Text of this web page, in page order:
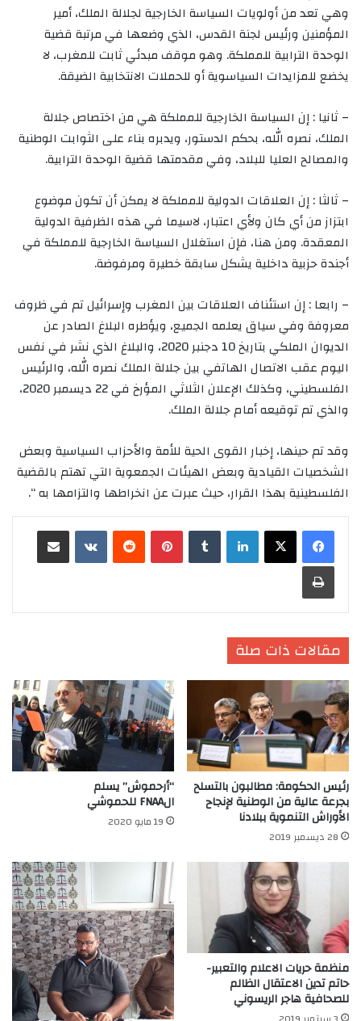
وهي تعد من أولويات السياسة الخارجية لجلالة الملك، أمير
المؤمنين ورئيس لجنة القدس، الذي وضعها في مرتبة قضية
الوحدة الترابية للمملكة. وهو موقف مبدئي ثابت للمغرب، لا
يخضع للمزايدات السياسوية أو للحملات الانتخابية الضيقة.
– ثانيا : إن السياسة الخارجية للمملكة هي من اختصاص جلالة
الملك، نصره الله، بحكم الدستور، ويدبره بناء على الثوابت الوطنية
والمصالح العليا للبلاد، وفي مقدمتها قضية الوحدة الترابية.
– ثالثا : إن العلاقات الدولية للمملكة لا يمكن أن تكون موضوع
ابتزاز من أي كان ولأي اعتبار، لاسيما في هذه الظرفية الدولية
المعقدة. ومن هنا، فإن استغلال السياسة الخارجية للمملكة في
أجندة حزبية داخلية يشكل سابقة خطيرة ومرفوضة.
– رابعا : إن استئناف العلاقات بين المغرب وإسرائيل تم في ظروف
معروفة وفي سياق يعلمه الجميع، ويؤطره البلاغ الصادر عن
الديوان الملكي بتاريخ 10 دجنبر 2020، والبلاغ الذي نشر في نفس
اليوم عقب الاتصال الهاتفي بين جلالة الملك نصره الله، والرئيس
الفلسطيني، وكذلك الإعلان الثلاثي المؤرخ في 22 ديسمبر 2020،
والذي تم توقيعه أمام جلالة الملك.
وقد تم حينها، إخبار القوى الحية للأمة والأحزاب السياسية وبعض
الشخصيات القيادية وبعض الهيئات الجمعوية التي تهتم بالقضية
الفلسطينية بهذا القرار، حيث عبرت عن انخراطها والتزامها به “.
لينكدإن بينتيريست
طباعة
مقالات ذات صلة
رئيس الحكومة: مطالبون بالتسلح
بجرعة عالية من الوطنية لإنجاح
الأوراش التنموية ببلادنا
28 ديسمبر 2019
“أرحموش” يسلم
الFNAA للحموشي
19 مايو 2020
منظمة حريات الاعلام والتعبير-
حاتم تدين الاعتقال الظالم
للصحافية هاجر الريسوني